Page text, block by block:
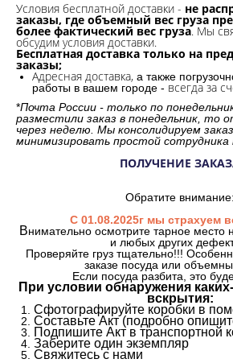
Условия бесплатной доставки - не
заказы, где объемный вес груза
более фактический вес груза. Мы
обсудим условия доставки.
Бесплатная доставка только на
заказы;
Адресная доставка, а также
работы в вашем городе - всегда за
*Почта России - только по
разместили заказ в понедельник, то
через неделю. Мы консолидируем
минимизировать простой сотрудника
ПОЛУЧЕНИЕ
Обратите внимание:
С 01.08.2025г мы страхуем
Внимательно осмотрите тарное место
и любых других
Проверяйте груз тщательно!!!
заказе посуда или
Если посуда разбита, это
При условии обнаружения
вскрытия:
Сфотографируйте коробки в
Составьте Акт (подробно
Подпишите Акт в транспортной
Заберите один экземпляр
Свяжитесь с нами